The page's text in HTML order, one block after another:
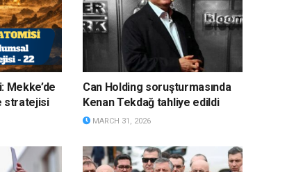
Mekke’de
stratejisi
Can Holding soruşturmasında
Kenan Tekdağ tahliye edildi
MARCH 31, 2026